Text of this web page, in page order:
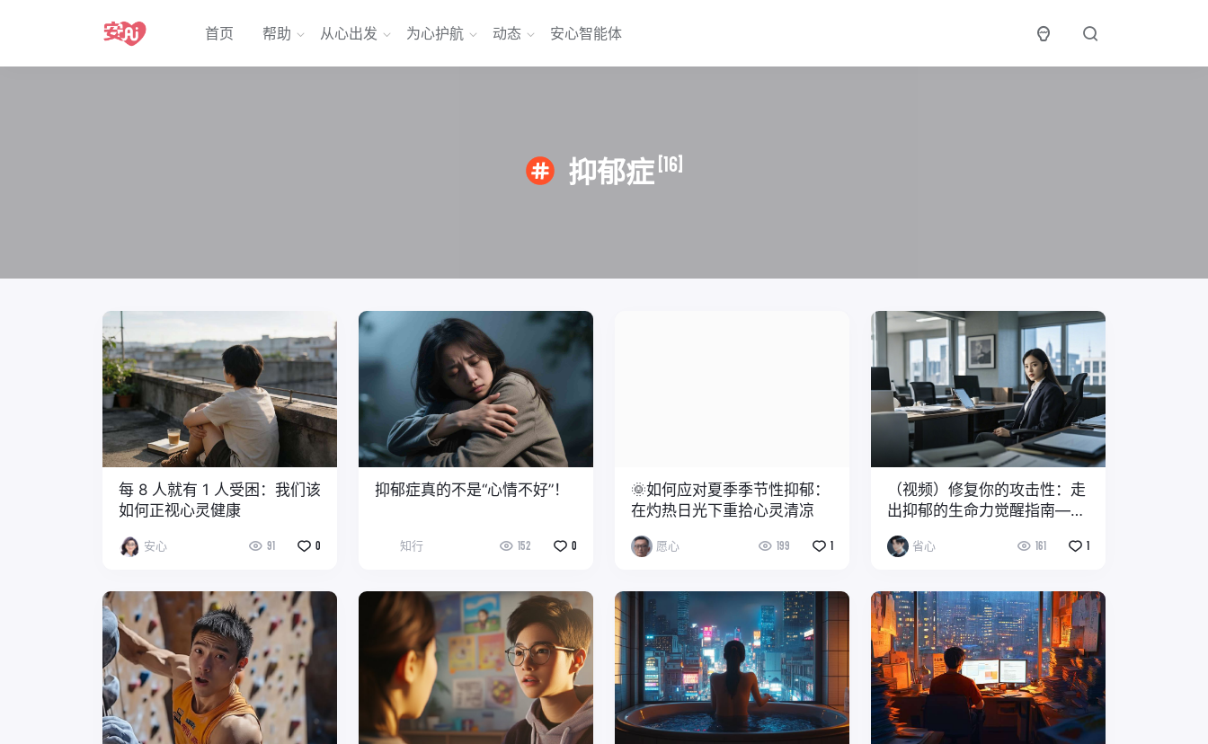
首页 帮助 从心出发 为心护航 动态 安心智能体
抑郁症 [16]
每 8 人就有 1 人受困：我们该
如何正视心灵健康
安心 91 0
抑郁症真的不是“心情不好”！
知行 152 0
🌞如何应对夏季季节性抑郁：
在灼热日光下重拾心灵清凉
愿心 199 1
（视频）修复你的攻击性：走
出抑郁的生命力觉醒指南——
柔的革命
省心 161 1